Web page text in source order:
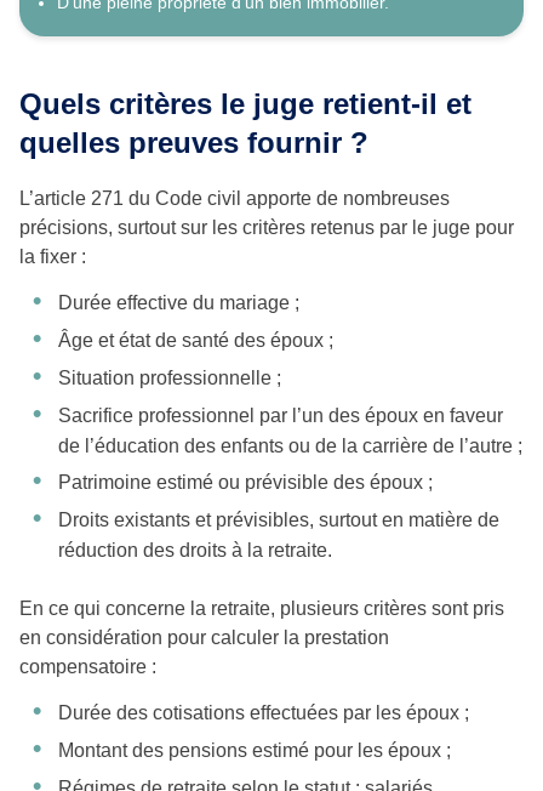
Quels critères le juge retient-il et
quelles preuves fournir ?
L’article 271 du Code civil apporte de nombreuses
précisions, surtout sur les critères retenus par le juge pour
la fixer :
Durée effective du mariage ;
Âge et état de santé des époux ;
Situation professionnelle ;
Sacrifice professionnel par l’un des époux en faveur
de l’éducation des enfants ou de la carrière de l’autre ;
Patrimoine estimé ou prévisible des époux ;
Droits existants et prévisibles, surtout en matière de
réduction des droits à la retraite.
En ce qui concerne la retraite, plusieurs critères sont pris
en considération pour calculer la prestation
compensatoire :
Durée des cotisations effectuées par les époux ;
Montant des pensions estimé pour les époux ;